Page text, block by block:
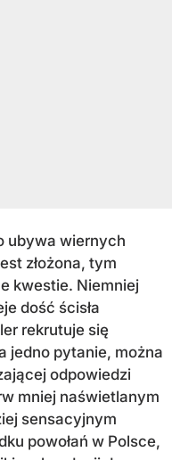
ubywa wiernych
złożona, tym
kwestie. Niemniej
dość ścisła
rekrutuje się
jedno pytanie, można
odpowiedzi
mniej naświetlanym
sensacyjnym
powołań w Polsce,